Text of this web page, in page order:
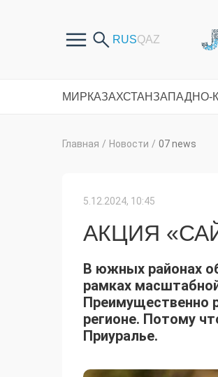
МИРКАЗАХСТАНЗАПАДНО-
Главная / Новости / 07 news
5.12.2024, 10:45
АКЦИЯ
В южных районах
рамках
Преимущественно
регионе. Потому
Приуралье.